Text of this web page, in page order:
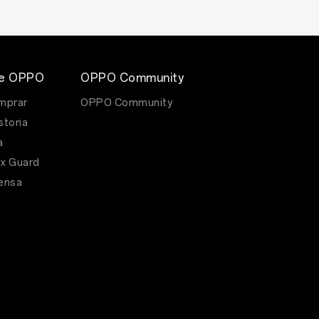
OPPO
Guard
OPPO Community
OPPO Community